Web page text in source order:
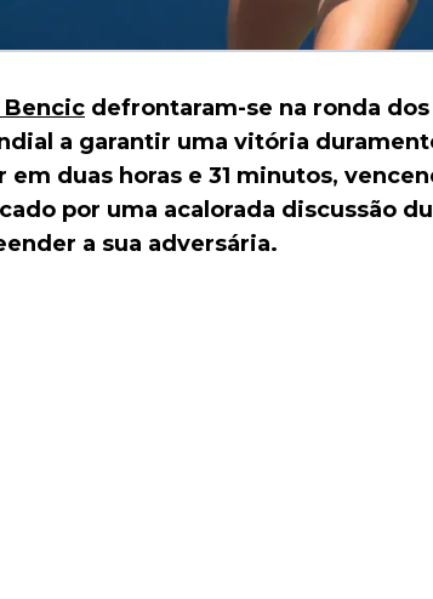
Bencic defrontaram-se na ronda dos
a garantir uma vitória
em duas horas e 31 minutos,
por uma acalorada discussão
a sua adversária.